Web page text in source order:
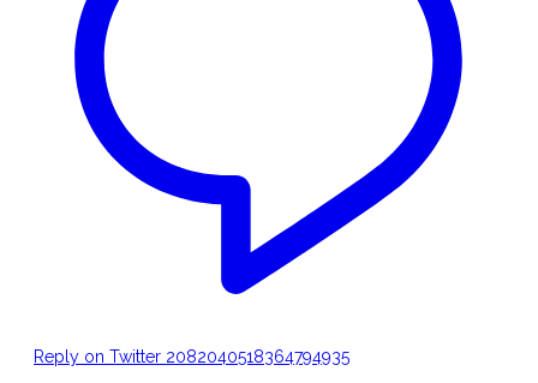
Reply on Twitter 2082040518364794935